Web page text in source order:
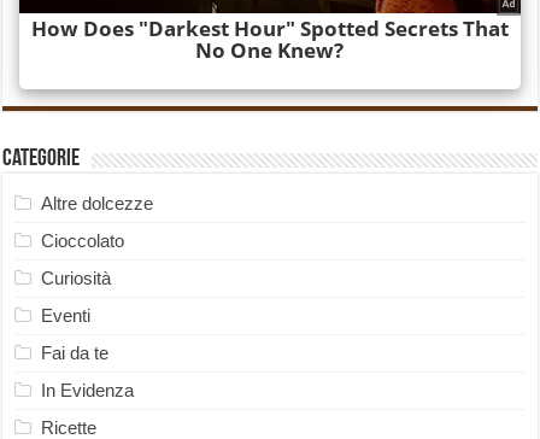
Categorie
Altre dolcezze
Cioccolato
Curiosità
Eventi
Fai da te
In Evidenza
Ricette